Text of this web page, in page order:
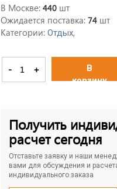
В Москве: 440 шт
Ожидается поставка: 74 шт
Категории: Отдых,
- +
В
корзину
Получить
расчет сегодня
Отставьте заявку и наши
вами для обсуждения и
индивидуального заказа